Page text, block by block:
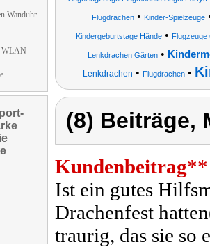
Wanduhr
WLAN
Flugdrachen• Kinder-Spielzeuge
Kindergeburtstage Hände • Flugzeuge
Lenkdrachen Gärten•
Lenkdrachen • Flugdrachen•
(8) Beiträge,
Kundenbeitrag**
Ist ein gutes
Drachenfest
traurig, das sie so